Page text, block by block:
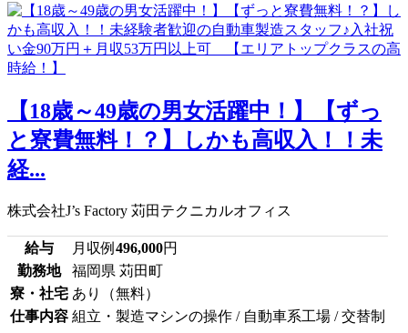
【18歳～49歳の男女活躍中！】【ずっ
と寮費無料！？】しかも高収入！！未
経...
株式会社J’s Factory 苅田テクニカルオフィス
給与 月収例 496,000円
勤務地
福岡県 苅田町
寮・社宅 あり（無料）
仕事内容 組立・製造マシンの操作 / 自動車系工場 / 交替制